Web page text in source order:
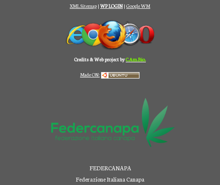
XML Sitemap | WP LOGIN| Google WM
Credits & Web project byC.Am.Bio.
Made ON:
FEDERCANAPA
Federazione Italiana Canapa